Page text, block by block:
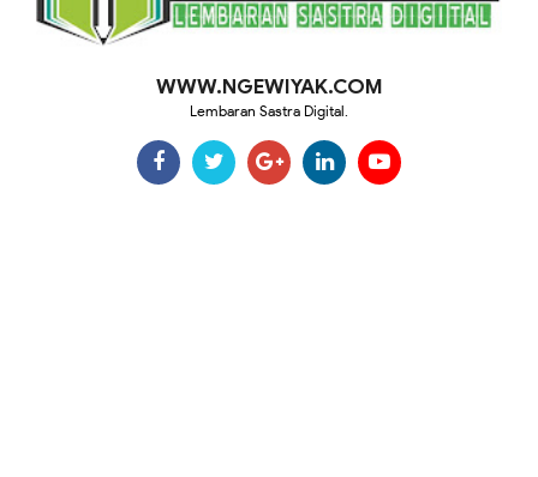
WWW.NGEWIYAK.COM
Lembaran Sastra Digital.